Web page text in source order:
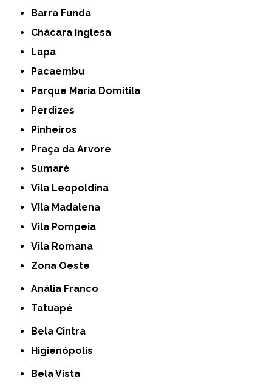
Barra Funda
Chácara Inglesa
Lapa
Pacaembu
Parque Maria Domitila
Perdizes
Pinheiros
Praça da Arvore
Sumaré
Vila Leopoldina
Vila Madalena
Vila Pompeia
Vila Romana
Zona Oeste
Anália Franco
Tatuapé
Bela Cintra
Higienópolis
Bela Vista